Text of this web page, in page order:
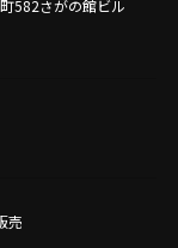
582さがの館ビル
売